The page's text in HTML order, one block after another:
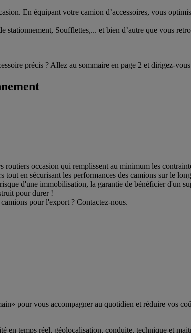
En équipant votre camion d’accessoires, vous
stationnement, Soufflettes,... et bien d’autre que vous
précis ? Allez au sommaire en page 2 et dirigez-
occasion qui remplissent au minimum les
en sécurisant les performances des camions sur le
d'une immobilisation, la garantie de bénéficier d'un
pour durer !
pour l'export ? Contactez-nous.
pour vous accompagner au quotidien et réduire vos
temps réel, géolocalisation, conduite, technique et